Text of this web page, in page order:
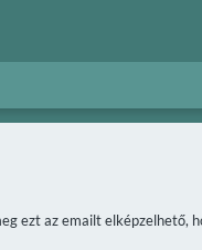
ezt az emailt elképzelhető,